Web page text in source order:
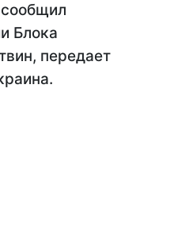
Блока
передает